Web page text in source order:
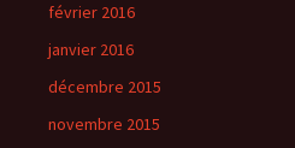
février 2016
janvier 2016
décembre 2015
novembre 2015